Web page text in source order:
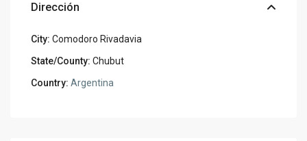
Dirección
City: Comodoro Rivadavia
State/County: Chubut
Country: Argentina